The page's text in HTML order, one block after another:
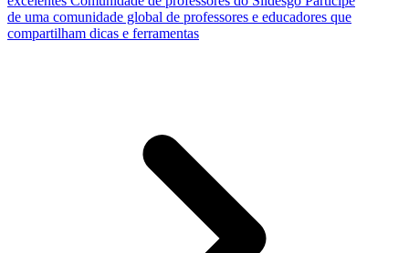
de uma comunidade global de professores e educadores que
compartilham dicas e ferramentas